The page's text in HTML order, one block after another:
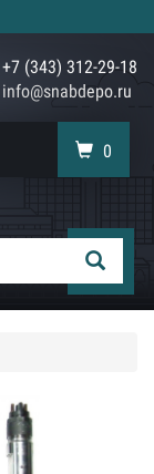
+7 (343) 312-29-18
info@snabdepo.ru
0